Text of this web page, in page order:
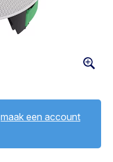
maak een account